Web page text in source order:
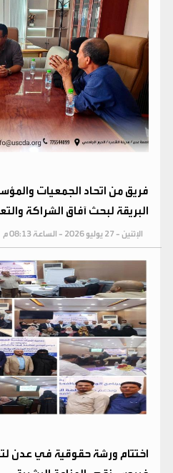
فريق من اتحاد الجمعيات
البريقة لبحث آفاق الشراكة
الإثنين - 27 يوليو 2026 - الساعة 08:13 م
اختتام ورشة حقوقية في عدن